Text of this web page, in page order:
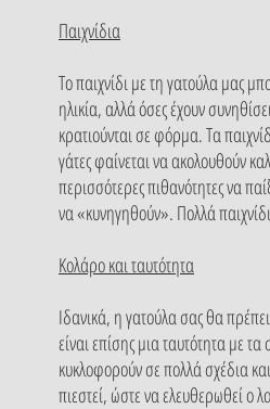
Παιχνίδια
Το παιχνίδι με τη γατούλα μας
ηλικία, αλλά όσες έχουν
κρατιούνται σε φόρμα. Τα
γάτες φαίνεται να ακολουθούν
περισσότερες πιθανότητες να
να «κυνηγηθούν». Πολλά
Kολάρο και ταυτότητα
Ιδανικά, η γατούλα σας θα
είναι επίσης μια ταυτότητα με
κυκλοφορούν σε πολλά σχέδια
πιεστεί, ώστε να ελευθερωθεί ο